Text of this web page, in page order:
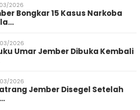
2026
Bongkar 15 Kasus Narkoba
2026
Umar Jember Dibuka Kembali
2026
Jember Disegel Setelah